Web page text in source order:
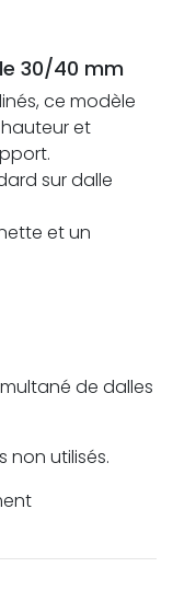
30/40 mm
ce modèle
et
sur dalle
et un
de dalles
non utilisés.